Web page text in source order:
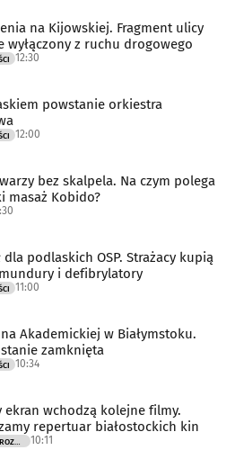
na Kijowskiej. Fragment ulicy
wyłączony z ruchu drogowego
12:30
powstanie orkiestra
12:00
bez skalpela. Na czym polega
masaż Kobido?
dla podlaskich OSP. Strażacy kupią
i defibrylatory
11:00
Akademickiej w Białymstoku.
zamknięta
10:34
ekran wchodzą kolejne filmy.
repertuar białostockich kin
10:11